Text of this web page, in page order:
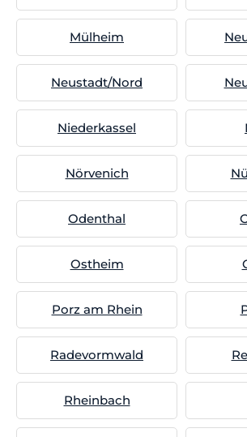
Mülheim
Neustadt/Nord
Niederkassel
Nörvenich
Odenthal
Ostheim
Porz am Rhein
Radevormwald
Rheinbach